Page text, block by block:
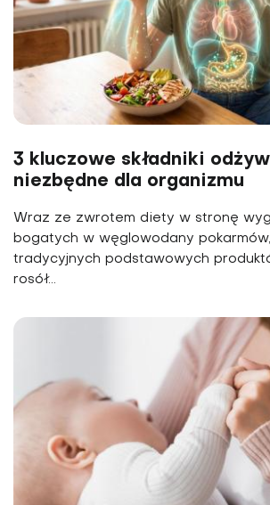
3 kluczowe składniki
niezbędne dla organizmu
Wraz ze zwrotem diety w stronę
bogatych w węglowodany
tradycyjnych podstawowych
rosół...